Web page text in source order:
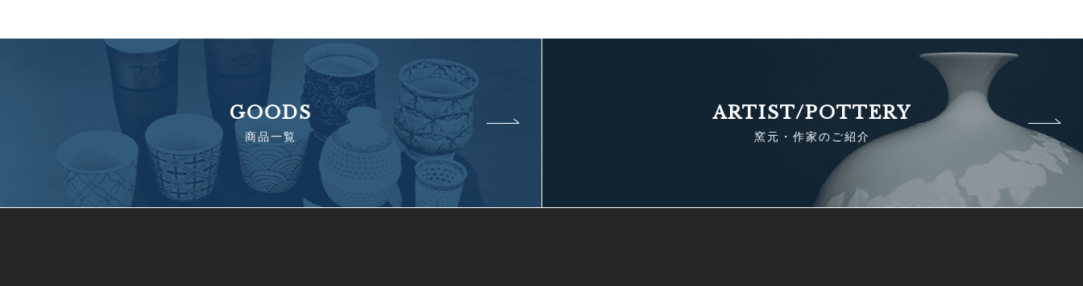
GOODS
商品一覧
ARTIST/POTTERY
窯元・作家のご紹介